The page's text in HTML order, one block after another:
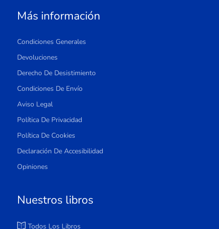
Más información
Condiciones Generales
Devoluciones
Derecho De Desistimiento
Condiciones De Envío
Aviso Legal
Política De Privacidad
Política De Cookies
Declaración De Accesibilidad
Opiniones
Nuestros libros
Todos Los Libros